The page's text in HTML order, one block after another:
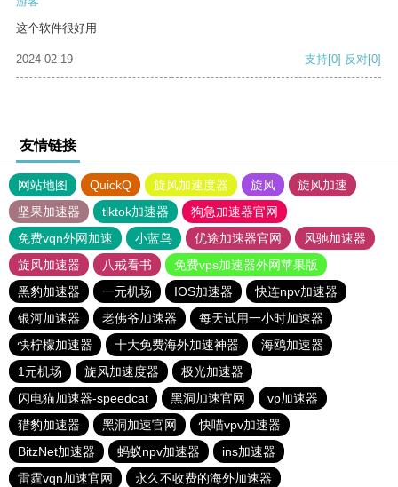
这个软件很好用
2024-02-19 支持[0] 反对[0]
友情链接
网站地图 QuickQ 旋风加速度器 旋风
旋风加速
坚果加速器
tiktok加速器
狗急加速器官网
免费vqn外网加速
小蓝鸟 优途加速器官网
风驰加速器
旋风加速器
八戒看书
免费vps加速器外网苹果版
黑豹加速器
一元机场 IOS加速器
快连npv加速器
银河加速器
老佛爷加速器
每天试用一小时加速器
快柠檬加速器
十大免费海外加速神器
海鸥加速器
1元机场
旋风加速度器
极光加速器
闪电猫加速器-speedcat
黑洞加速官网
vp加速器
猎豹加速器
黑洞加速官网
快喵vpv加速器
BitzNet加速器
蚂蚁npv加速器
ins加速器
雷霆vqn加速官网
永久不收费的海外加速器